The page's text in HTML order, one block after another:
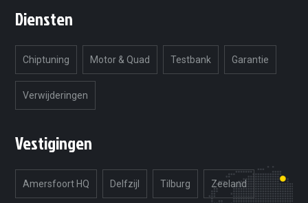
Diensten
Chiptuning Motor & Quad Testbank Garantie
Verwijderingen
Vestigingen
Amersfoort HQ Delfzijl Tilburg Zeeland